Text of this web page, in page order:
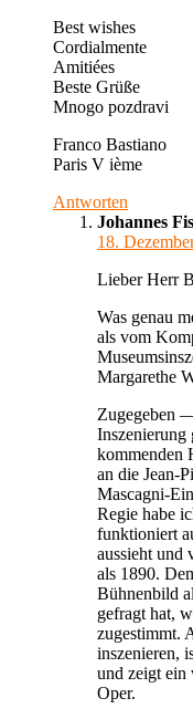
Best wishes
Cordialmente
Amitiées
Beste Grüße
Mnogo pozdravi
Franco Bastiano
Paris V ième
Antworten
Johannes
18.
Lieber Herr
Was genau
als vom
Margarethe
Zugegeben
Inszenierung
kommenden
an die Jean-
Mascagni-
Regie habe
funktioniert
aussieht und
als 1890.
Bühnenbild
gefragt hat,
zugestimmt.
inszenieren,
und zeigt ein
Oper.